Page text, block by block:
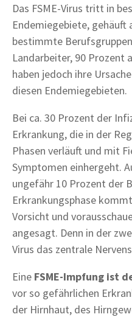
Das FSME-Virus tritt in
Endemiegebiete, gehäuft
bestimmte
Landarbeiter, 90 Prozent
haben jedoch ihre
diesen Endemiegebieten.
Bei ca. 30 Prozent der
Erkrankung, die in der
Phasen verläuft und mit
Symptomen einhergeht.
ungefähr 10 Prozent der
Erkrankungsphase
Vorsicht und
angesagt. Denn in der
Virus das zentrale
Eine FSME-Impfung ist
vor so gefährlichen
der Hirnhaut, des